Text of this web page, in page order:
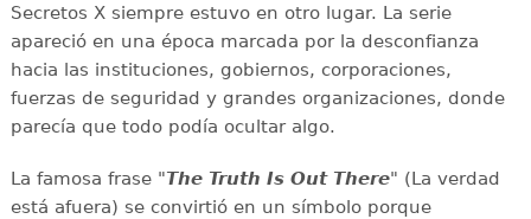
Secretos X siempre estuvo en otro lugar. La serie
apareció en una época marcada por la desconfianza
hacia las instituciones, gobiernos, corporaciones,
fuerzas de seguridad y grandes organizaciones, donde
parecía que todo podía ocultar algo.
La famosa frase "The Truth Is Out There" (La verdad
está afuera) se convirtió en un símbolo porque